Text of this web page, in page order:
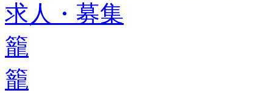
求人・募集
籠
籠